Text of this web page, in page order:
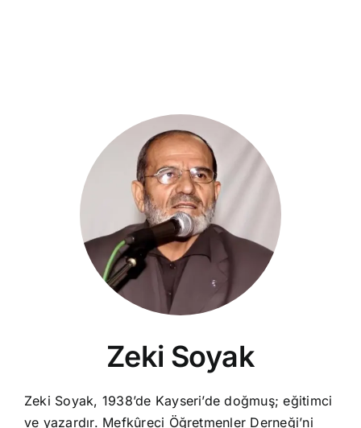
Zeki Soyak
Zeki Soyak, 1938’de Kayseri’de doğmuş; eğitimci
ve yazardır. Mefkûreci Öğretmenler Derneği’ni